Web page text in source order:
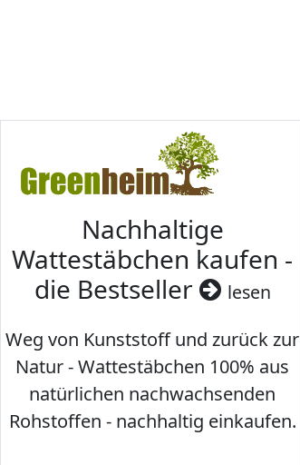
Nachhaltige
Wattestäbchen kaufen -
die Bestseller
lesen
Weg von Kunststoff und zurück zur
Natur - Wattestäbchen 100% aus
natürlichen nachwachsenden
Rohstoffen - nachhaltig einkaufen.